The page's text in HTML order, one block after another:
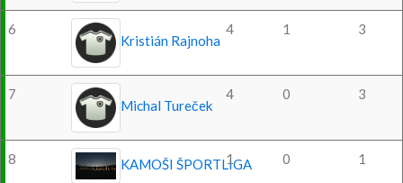
6
Kristián Rajnoha
4 1 3
7
Michal Tureček
4 0 3
8 KAMOŠI ŠPORTLIGA
1 0 1